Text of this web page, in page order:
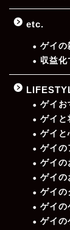
etc.
ゲイの
収益化
ゲイお
ゲイと
ゲイと
ゲイの
ゲイの
ゲイの
ゲイの
ゲイの
ゲイの